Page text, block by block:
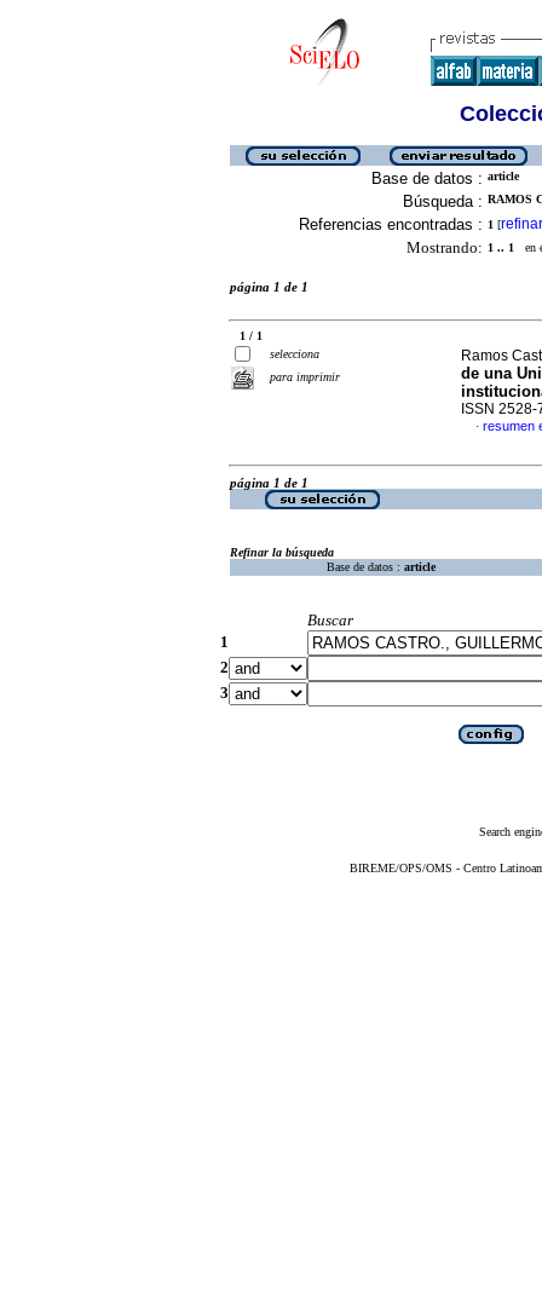
Base de datos : article
Búsqueda : RAMOS
Referencias encontradas : 1 [refinar
Mostrando: 1 .. 1 en
página 1 de 1
1 / 1
selecciona
para imprimir
Ramos
de una
ISSN 2528-
· resumen
página 1 de 1
Refinar la búsqueda
Base de datos : article
Buscar
1
2
3
Search
BIREME/OPS/OMS - Centro